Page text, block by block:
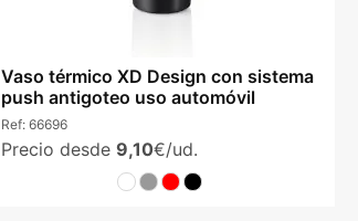
Vaso térmico XD Design con sistema
push antigoteo uso automóvil
Ref: 66696
Precio desde 9,10€/ud.